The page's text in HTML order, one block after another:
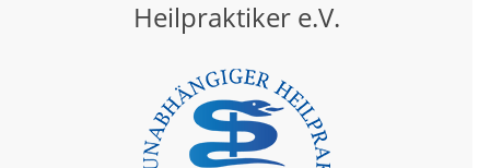
Heilpraktiker e.V.